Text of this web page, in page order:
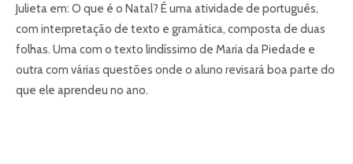
Julieta em: O que é o Natal? É uma atividade de português,
com interpretação de texto e gramática, composta de duas
folhas. Uma com o texto lindíssimo de Maria da Piedade e
outra com várias questões onde o aluno revisará boa parte do
que ele aprendeu no ano.